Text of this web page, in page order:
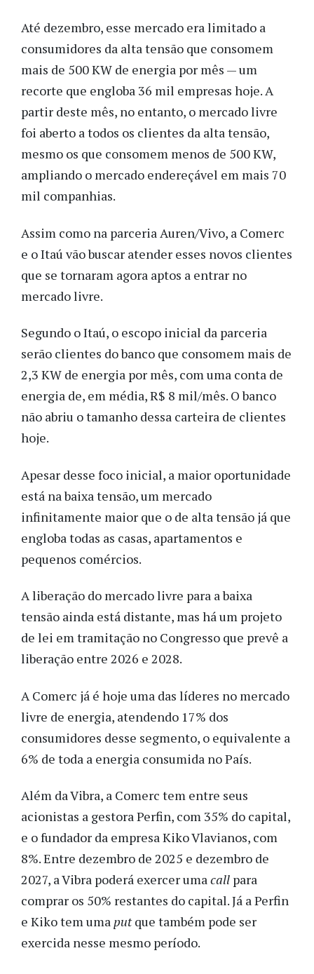
Até dezembro, esse mercado era limitado a
consumidores da alta tensão que consomem
mais de 500 KW de energia por mês — um
recorte que engloba 36 mil empresas hoje. A
partir deste mês, no entanto, o mercado livre
foi aberto a todos os clientes da alta tensão,
mesmo os que consomem menos de 500 KW,
ampliando o mercado endereçável em mais 70
mil companhias.
Assim como na parceria Auren/Vivo, a Comerc
e o Itaú vão buscar atender esses novos clientes
que se tornaram agora aptos a entrar no
mercado livre.
Segundo o Itaú, o escopo inicial da parceria
serão clientes do banco que consomem mais de
2,3 KW de energia por mês, com uma conta de
energia de, em média, R$ 8 mil/mês. O banco
não abriu o tamanho dessa carteira de clientes
hoje.
Apesar desse foco inicial, a maior oportunidade
está na baixa tensão, um mercado
infinitamente maior que o de alta tensão já que
engloba todas as casas, apartamentos e
pequenos comércios.
A liberação do mercado livre para a baixa
tensão ainda está distante, mas há um projeto
de lei em tramitação no Congresso que prevê a
liberação entre 2026 e 2028.
A Comerc já é hoje uma das líderes no mercado
livre de energia, atendendo 17% dos
consumidores desse segmento, o equivalente a
6% de toda a energia consumida no País.
Além da Vibra, a Comerc tem entre seus
acionistas a gestora Perfin, com 35% do capital,
e o fundador da empresa Kiko Vlavianos, com
8%. Entre dezembro de 2025 e dezembro de
2027, a Vibra poderá exercer umacall para
comprar os 50% restantes do capital. Já a Perfin
e Kiko tem uma putque também pode ser
exercida nesse mesmo período.